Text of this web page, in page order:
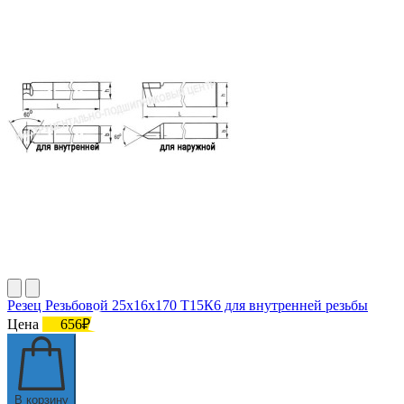
Резец Резьбовой 25х16х170 Т15К6 для внутренней резьбы
Цена
656₽
В корзину